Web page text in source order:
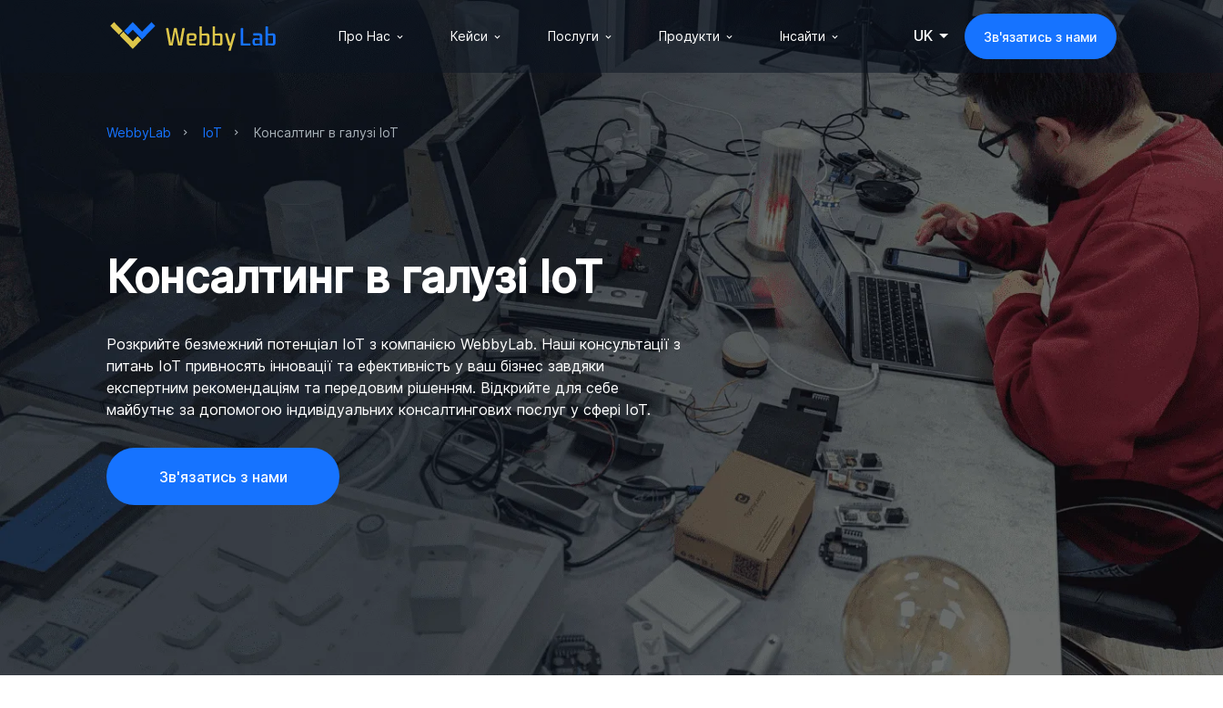
Про Нас Кейси Послуги Продукти Інсайти UK Зв'язатись з нами
WebbyLab IoT Консалтинг в галузі IoT
Консалтинг в галузі IoT
Розкрийте безмежний потенціал IoT з компанією WebbyLab. Наші консультації з
питань IoT привносять інновації та ефективність у ваш бізнес завдяки
експертним рекомендаціям та передовим рішенням. Відкрийте для себе
майбутнє за допомогою індивідуальних консалтингових послуг у сфері IoT.
Зв'язатись з нами